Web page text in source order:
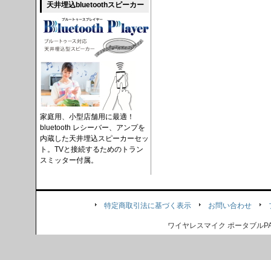
天井埋込bluetoothスピーカー
家庭用、小型店舗用に最適！
bluetooth レシーバー、アンプを
内蔵した天井埋込スピーカーセッ
ト。TVと接続するためのトラン
スミッター付属。
特定商取引法に基づく表示 お問い合わせ
ワイヤレスマイク ポータブル